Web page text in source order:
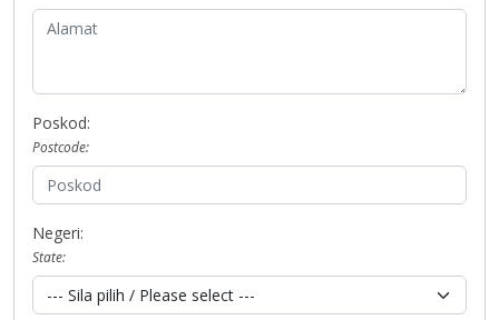
Poskod:
Postcode:
Negeri:
State: